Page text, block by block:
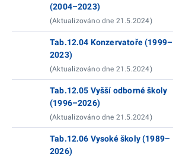
(2004–2023)
(Aktualizováno dne 21.5.2024)
Tab.12.04 Konzervatoře (1999–
2023)
(Aktualizováno dne 21.5.2024)
Tab.12.05 Vyšší odborné školy
(1996–2026)
(Aktualizováno dne 21.5.2024)
Tab.12.06 Vysoké školy (1989–
2026)